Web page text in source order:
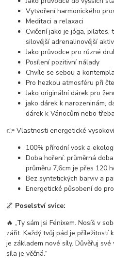
Vytvoření harmonického
Meditaci a relaxaci
Cvičení jako je jóga,
silovější adrenalinovější
Jako průvodce pro různé
Posílení pozitivní nálady
Chvíle se sebou a
Pro hezkou atmosféru při
Jako originální dárek pro
jako dárek k narozeninám,
dárek k Vánocům nebo
👉 Vlastnosti energetické
100% přírodní vosk a
Doba hoření: průměrná
průměru 7,6cm je přes 120
Bez syntetických barviv a
Energetické působení do
🌌 Poselství svíce:
🔥 „Ty sám jsi Fénixem. Nosíš v
zářit. Každý tvůj pád je příležitostí
je základem nové síly. Důvěřuj
síla je věčná.“